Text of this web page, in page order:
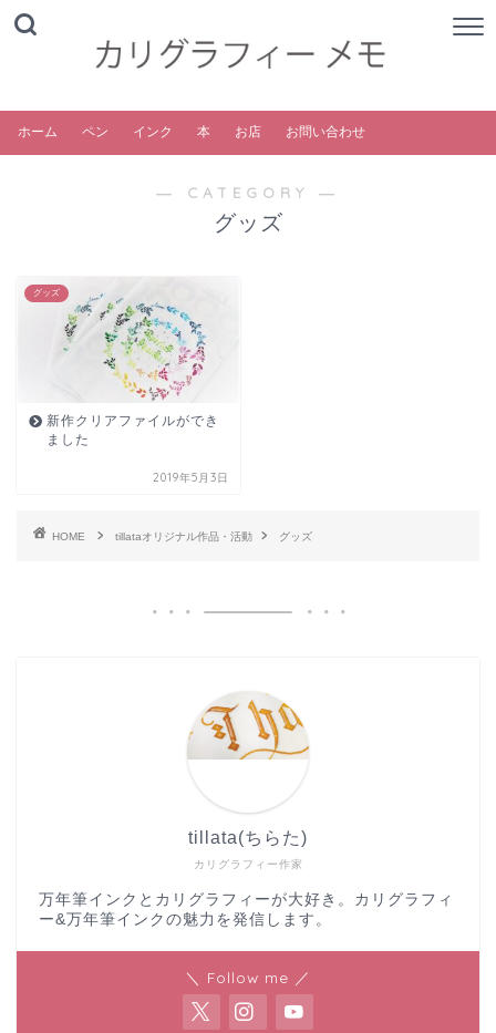
ホーム ペン インク 本 お店 お問い合わせ
― CATEGORY ―
グッズ
グッズ
新作クリアファイルができ
ました
2019年5月3日
HOME tillataオリジナル作品・活動 グッズ
カリグラフィー作家
tillata(ちらた)
万年筆インクとカリグラフィーが大好き。カリグラフィ
ー&万年筆インクの魅力を発信します。
＼ Follow me ／